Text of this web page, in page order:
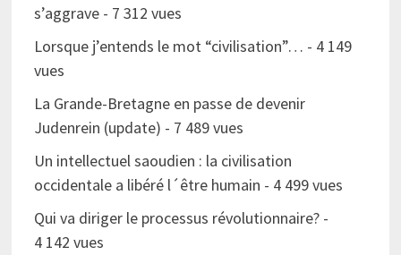
s’aggrave- 7 312 vues
Lorsque j’entends le mot “civilisation”… - 4 149
vues
La Grande-Bretagne en passe de devenir
Judenrein (update) - 7 489 vues
Un intellectuel saoudien : la civilisation
occidentale a libéré l´être humain - 4 499 vues
Qui va diriger le processus révolutionnaire?-
4 142 vues